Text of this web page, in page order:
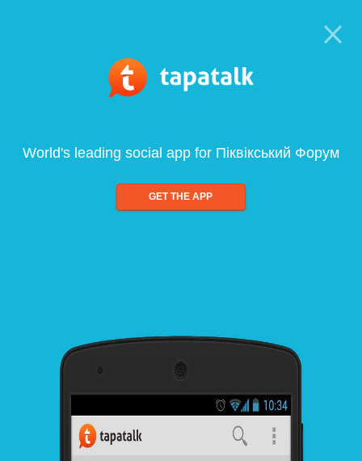
World's leading social app for Піквікський Форум
GET THE APP